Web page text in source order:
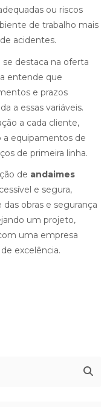
ou riscos
de trabalho mais
acidentes.
se destaca na oferta
entende que
e prazos
a essas variáveis.
a cada cliente,
a equipamentos de
de primeira linha.
de andaimes
e segura,
obras e segurança
um projeto,
uma empresa
excelência.